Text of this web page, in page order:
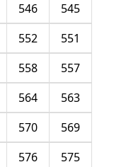
545
546
551
552
557
558
563
564
569
570
575
576